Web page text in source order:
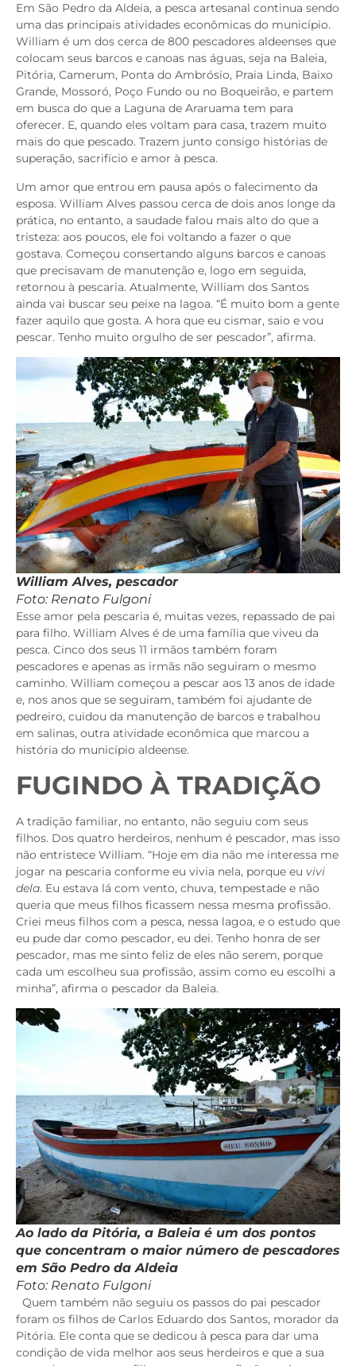
Em São Pedro da Aldeia, a pesca artesanal continua sendo
uma das principais atividades econômicas do município.
William é um dos cerca de 800 pescadores aldeenses que
colocam seus barcos e canoas nas águas, seja na Baleia,
Pitória, Camerum, Ponta do Ambrósio, Praia Linda, Baixo
Grande, Mossoró, Poço Fundo ou no Boqueirão, e partem
em busca do que a Laguna de Araruama tem para
oferecer. E, quando eles voltam para casa, trazem muito
mais do que pescado. Trazem junto consigo histórias de
superação, sacrifício e amor à pesca.
Um amor que entrou em pausa após o falecimento da
esposa. William Alves passou cerca de dois anos longe da
prática, no entanto, a saudade falou mais alto do que a
tristeza: aos poucos, ele foi voltando a fazer o que
gostava. Começou consertando alguns barcos e canoas
que precisavam de manutenção e, logo em seguida,
retornou à pescaria. Atualmente, William dos Santos
ainda vai buscar seu peixe na lagoa. “É muito bom a gente
fazer aquilo que gosta. A hora que eu cismar, saio e vou
pescar. Tenho muito orgulho de ser pescador”, afirma.
William Alves, pescador
Foto: Renato Fulgoni
Esse amor pela pescaria é, muitas vezes, repassado de pai
para filho. William Alves é de uma família que viveu da
pesca. Cinco dos seus 11 irmãos também foram
pescadores e apenas as irmãs não seguiram o mesmo
caminho. William começou a pescar aos 13 anos de idade
e, nos anos que se seguiram, também foi ajudante de
pedreiro, cuidou da manutenção de barcos e trabalhou
em salinas, outra atividade econômica que marcou a
história do município aldeense.
FUGINDO À TRADIÇÃO
A tradição familiar, no entanto, não seguiu com seus
filhos. Dos quatro herdeiros, nenhum é pescador, mas isso
não entristece William. “Hoje em dia não me interessa me
jogar na pescaria conforme eu vivia nela, porque eu vivi
dela. Eu estava lá com vento, chuva, tempestade e não
queria que meus filhos ficassem nessa mesma profissão.
Criei meus filhos com a pesca, nessa lagoa, e o estudo que
eu pude dar como pescador, eu dei. Tenho honra de ser
pescador, mas me sinto feliz de eles não serem, porque
cada um escolheu sua profissão, assim como eu escolhi a
minha”, afirma o pescador da Baleia.
Ao lado da Pitória, a Baleia é um dos pontos
que concentram o maior número de pescadores
em São Pedro da Aldeia
Foto: Renato Fulgoni
Quem também não seguiu os passos do pai pescador
foram os filhos de Carlos Eduardo dos Santos, morador da
Pitória. Ele conta que se dedicou à pesca para dar uma
condição de vida melhor aos seus herdeiros e que a sua